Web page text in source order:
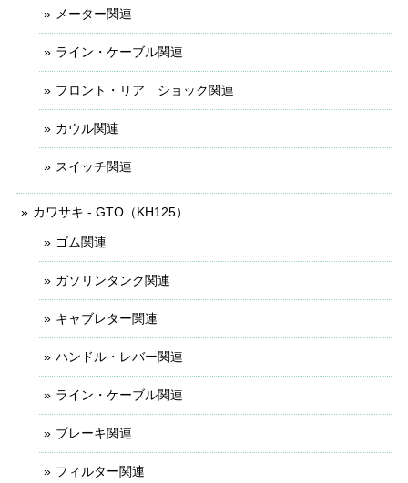
メーター関連
ライン・ケーブル関連
フロント・リア ショック関連
カウル関連
スイッチ関連
カワサキ - GTO（KH125）
ゴム関連
ガソリンタンク関連
キャブレター関連
ハンドル・レバー関連
ライン・ケーブル関連
ブレーキ関連
フィルター関連